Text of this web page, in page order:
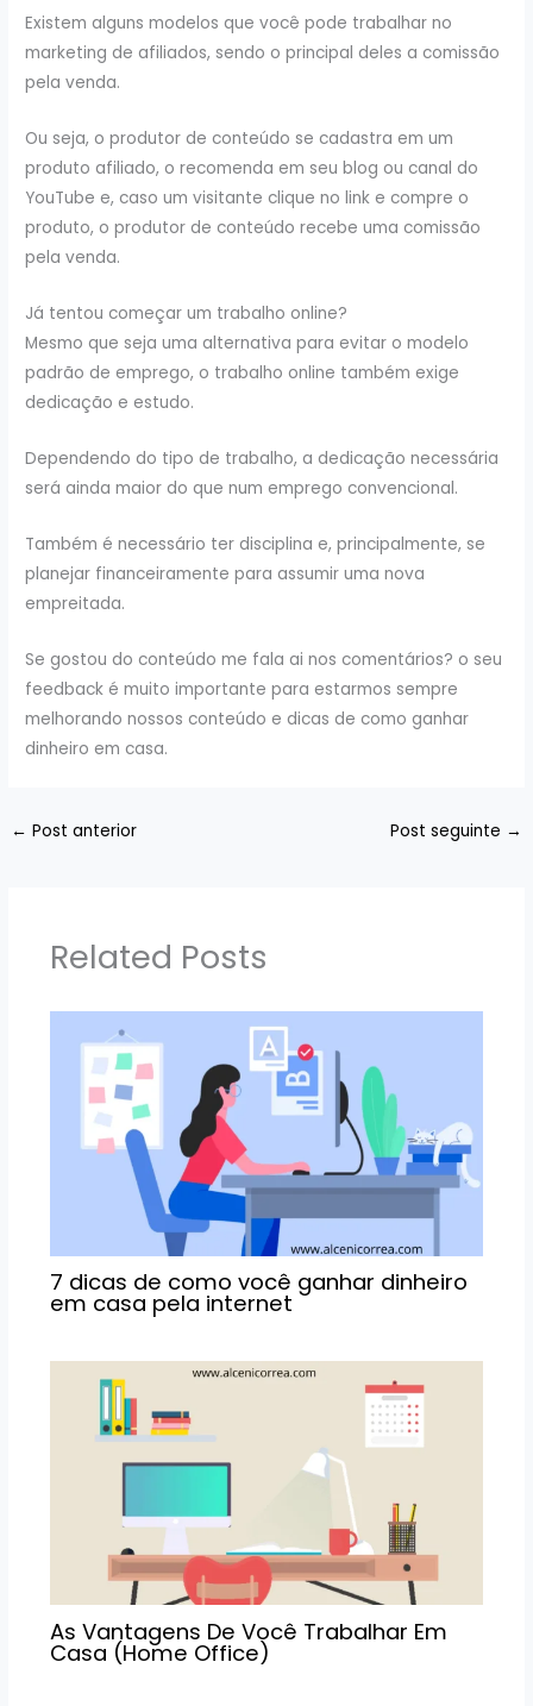
Existem alguns modelos que você pode trabalhar no
marketing de afiliados, sendo o principal deles a comissão
pela venda.
Ou seja, o produtor de conteúdo se cadastra em um
produto afiliado, o recomenda em seu blog ou canal do
YouTube e, caso um visitante clique no link e compre o
produto, o produtor de conteúdo recebe uma comissão
pela venda.
Já tentou começar um trabalho online?
Mesmo que seja uma alternativa para evitar o modelo
padrão de emprego, o trabalho online também exige
dedicação e estudo.
Dependendo do tipo de trabalho, a dedicação necessária
será ainda maior do que num emprego convencional.
Também é necessário ter disciplina e, principalmente, se
planejar financeiramente para assumir uma nova
empreitada.
Se gostou do conteúdo me fala ai nos comentários? o seu
feedback é muito importante para estarmos sempre
melhorando nossos conteúdo e dicas de como ganhar
dinheiro em casa.
← Post anterior Post seguinte →
Related Posts
7 dicas de como você ganhar dinheiro
em casa pela internet
As Vantagens De Você Trabalhar Em
Casa (Home Office)